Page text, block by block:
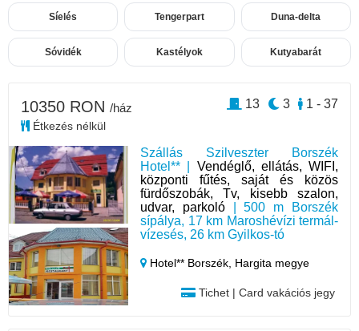
Síelés Tengerpart Duna-delta
Sóvidék Kastélyok Kutyabarát
Szállás Szilveszter Borszék
Hotel** | Vendéglő, ellátás, WIFI,
központi fűtés, saját és közös
fürdőszobák, Tv, kisebb szalon,
udvar, parkoló| 500 m Borszék
sípálya, 17 km Maroshévízi termál-
vízesés, 26 km Gyilkos-tó
Hotel** Borszék, Hargita megye
Tichet | Card vakációs jegy
10350 RON /ház
Étkezés nélkül
1 - 37
3
13